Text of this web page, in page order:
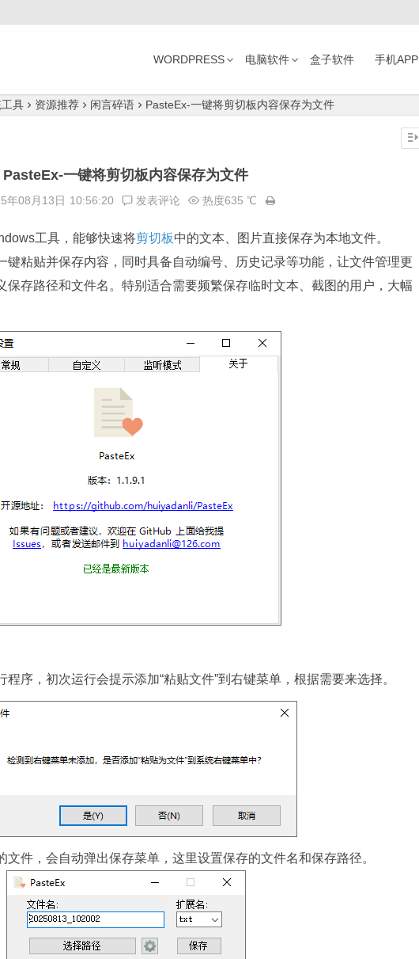
WORDPRESS 电脑软件 盒子软件 手机APP
具 资源推荐 闲言碎语 PasteEx-一键将剪切板内容保存为文件
PasteEx-一键将剪切板内容保存为文件
年08月13日 10:56:20 发表评论 热度635 ℃
工具，能够快速将剪切板中的文本、图片直接保存为本地文件。
键粘贴并保存内容，同时具备自动编号、历史记录等功能，让文件管理更
保存路径和文件名。特别适合需要频繁保存临时文本、截图的用户，大幅
序，初次运行会提示添加“粘贴文件”到右键菜单，根据需要来选择。
文件，会自动弹出保存菜单，这里设置保存的文件名和保存路径。